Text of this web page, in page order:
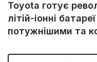
Toyota готує
літій-іонні
потужнішими та